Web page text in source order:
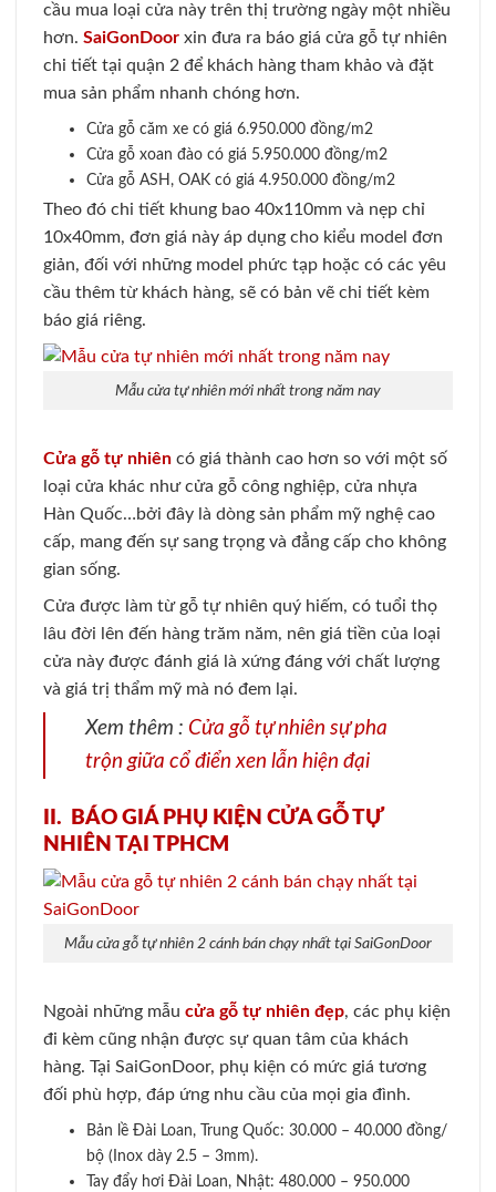
cầu mua loại cửa này trên thị trường ngày một nhiều
hơn. SaiGonDoor xin đưa ra báo giá cửa gỗ tự nhiên
chi tiết tại quận 2 để khách hàng tham khảo và đặt
mua sản phẩm nhanh chóng hơn.
Cửa gỗ căm xe có giá 6.950.000 đồng/m2
Cửa gỗ xoan đào có giá 5.950.000 đồng/m2
Cửa gỗ ASH, OAK có giá 4.950.000 đồng/m2
Theo đó chi tiết khung bao 40x110mm và nẹp chỉ
10x40mm, đơn giá này áp dụng cho kiểu model đơn
giản, đối với những model phức tạp hoặc có các yêu
cầu thêm từ khách hàng, sẽ có bản vẽ chi tiết kèm
báo giá riêng.
Mẫu cửa tự nhiên mới nhất trong năm nay
Cửa gỗ tự nhiên có giá thành cao hơn so với một số
loại cửa khác như cửa gỗ công nghiệp, cửa nhựa
Hàn Quốc…bởi đây là dòng sản phẩm mỹ nghệ cao
cấp, mang đến sự sang trọng và đẳng cấp cho không
gian sống.
Cửa được làm từ gỗ tự nhiên quý hiếm, có tuổi thọ
lâu đời lên đến hàng trăm năm, nên giá tiền của loại
cửa này được đánh giá là xứng đáng với chất lượng
và giá trị thẩm mỹ mà nó đem lại.
Xem thêm : Cửa gỗ tự nhiên sự pha
trộn giữa cổ điển xen lẫn hiện đại
II. BÁO GIÁ PHỤ KIỆN CỬA GỖ TỰ
NHIÊN TẠI TPHCM
Mẫu cửa gỗ tự nhiên 2 cánh bán chạy nhất tại SaiGonDoor
Ngoài những mẫu cửa gỗ tự nhiên đẹp, các phụ kiện
đi kèm cũng nhận được sự quan tâm của khách
hàng. Tại SaiGonDoor, phụ kiện có mức giá tương
đối phù hợp, đáp ứng nhu cầu của mọi gia đình.
Bản lề Đài Loan, Trung Quốc: 30.000 – 40.000 đồng/
bộ (Inox dày 2.5 – 3mm).
Tay đẩy hơi Đài Loan, Nhật: 480.000 – 950.000